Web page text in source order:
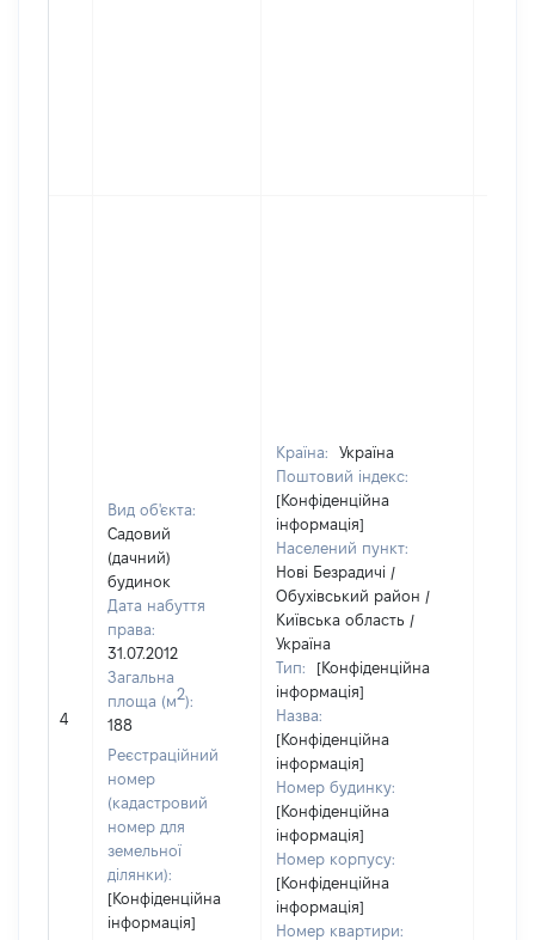
4
Вид об'єкта:
Садовий
(дачний)
будинок
Дата набуття
права:
31.07.2012
Загальна
площа (м2):
188
Реєстраційний
номер
(кадастровий
номер для
земельної
ділянки):
[Конфіденційна
інформація]
Країна:
Україна
Поштовий індекс:
[Конфіденційна
інформація]
Населений пункт:
Нові Безрадичі /
Обухівський район /
Київська область /
Україна
Тип:
[Конфіденційна
інформація]
Назва:
[Конфіденційна
інформація]
Номер будинку:
[Конфіденційна
інформація]
Номер корпусу:
[Конфіденційна
інформація]
Номер квартири: